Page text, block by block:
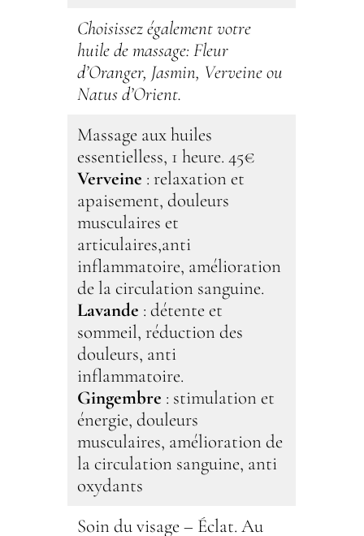
Choisissez également votre
huile de massage: Fleur
d’Oranger, Jasmin, Verveine ou
Natus d’Orient.
Massage aux huiles
essentielless, 1 heure. 45€
Verveine : relaxation et
apaisement, douleurs
musculaires et
articulaires,anti
inflammatoire, amélioration
de la circulation sanguine.
Lavande : détente et
sommeil, réduction des
douleurs, anti
inflammatoire.
Gingembre : stimulation et
énergie, douleurs
musculaires, amélioration de
la circulation sanguine, anti
oxydants
Soin du visage – Éclat. Au